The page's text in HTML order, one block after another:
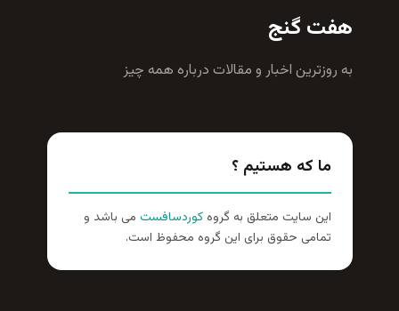
هفت گنج
به روزترين اخبار و مقالات درباره همه چيز
ما که هستیم ؟
این سایت متعلق به گروهکوردسافست می باشد و
تمامی حقوق برای این گروه محفوظ است.